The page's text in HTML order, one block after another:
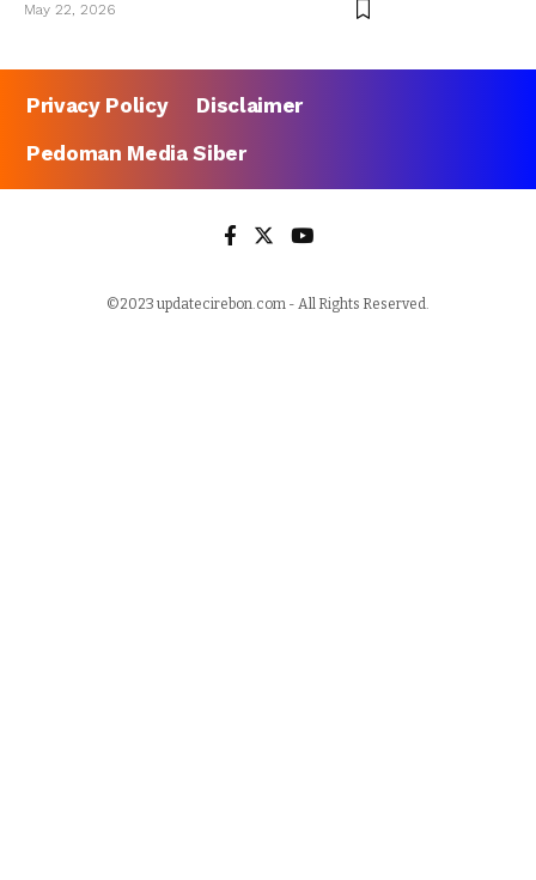
May 22, 2026
Privacy Policy
Disclaimer
Pedoman Media Siber
©2023 updatecirebon.com - All Rights Reserved.